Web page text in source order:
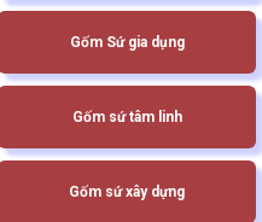
Gốm Sứ gia dụng
Gốm sứ tâm linh
Gốm sứ xây dựng